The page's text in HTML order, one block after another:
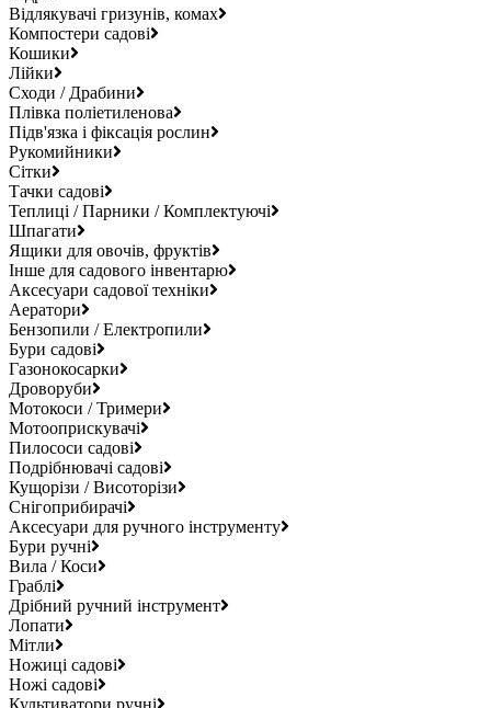
Відлякувачі гризунів, комах
Компостери садові
Кошики
Лійки
Сходи / Драбини
Плівка поліетиленова
Підв'язка і фіксація рослин
Рукомийники
Сітки
Тачки садові
Теплиці / Парники / Комплектуючі
Шпагати
Ящики для овочів, фруктів
Інше для садового інвентарю
Аксесуари садової техніки
Аератори
Бензопили / Електропили
Бури садові
Газонокосарки
Дроворуби
Мотокоси / Тримери
Мотооприскувачі
Пилососи садові
Подрібнювачі садові
Кущорізи / Висоторізи
Снігоприбирачі
Аксесуари для ручного інструменту
Бури ручні
Вила / Коси
Граблі
Дрібний ручний інструмент
Лопати
Мітли
Ножиці садові
Ножі садові
Культиватори ручні